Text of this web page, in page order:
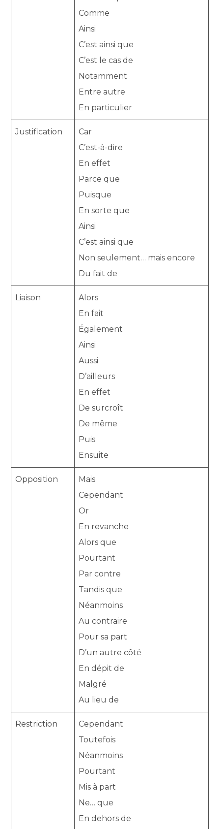
Comme
Ainsi
C’est ainsi que
C’est le cas de
Notamment
Entre autre
En particulier
Justification
Car
C’est-à-dire
En effet
Parce que
Puisque
En sorte que
Ainsi
C’est ainsi que
Non seulement… mais encore
Du fait de
Liaison
Alors
En fait
Également
Ainsi
Aussi
D’ailleurs
En effet
De surcroît
De même
Puis
Ensuite
Opposition
Mais
Cependant
Or
En revanche
Alors que
Pourtant
Par contre
Tandis que
Néanmoins
Au contraire
Pour sa part
D’un autre côté
En dépit de
Malgré
Au lieu de
Restriction
Cependant
Toutefois
Néanmoins
Pourtant
Mis à part
Ne… que
En dehors de